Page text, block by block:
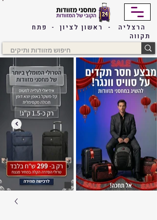
הרצליה - ראשון לציון - פתח
תקווה